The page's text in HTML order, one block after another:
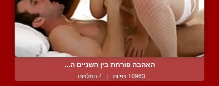
האהבה פורחת בין השניים ה...
10963 צפיות | 4 המלצות